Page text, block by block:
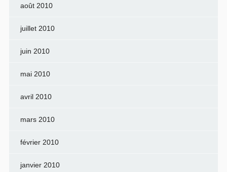
août 2010
juillet 2010
juin 2010
mai 2010
avril 2010
mars 2010
février 2010
janvier 2010